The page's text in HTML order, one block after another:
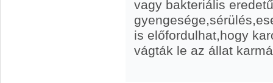
vagy bakteriális
is előfordulhat,hogy
vágták le az állat